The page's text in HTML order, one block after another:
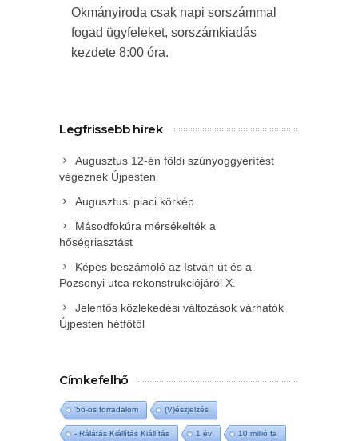
Okmányiroda csak napi sorszámmal
fogad ügyfeleket, sorszámkiadás
kezdete 8:00 óra.
Legfrissebb hírek
Augusztus 12-én földi szúnyoggyérítést
végeznek Újpesten
Augusztusi piaci körkép
Másodfokúra mérsékelték a
hőségriasztást
Képes beszámoló az István út és a
Pozsonyi utca rekonstrukciójáról X.
Jelentős közlekedési változások várhatók
Újpesten hétfőtől
Címkefelhő
'56-os forradalom (V)észjelzés
- Rálátás Kiállítás Kiállítás 1 év 10 millió fa